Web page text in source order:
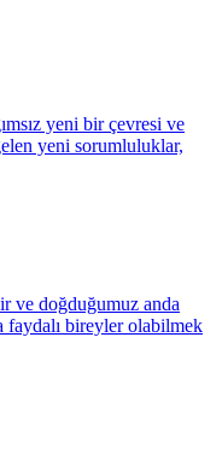
yeni bir çevresi ve
yeni sorumluluklar,
ve doğduğumuz anda
faydalı bireyler olabilmek